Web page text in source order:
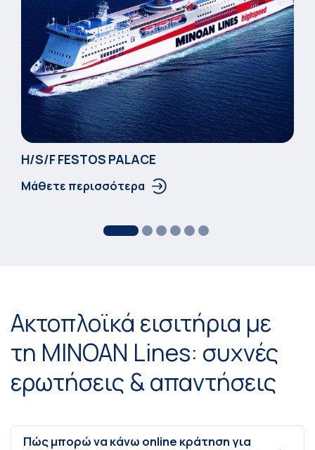
Η/S/F FESTOS PALACΕ
Μάθετε περισσότερα
Ακτοπλοϊκά εισιτήρια με
τη MINOAN Lines: συχνές
ερωτήσεις & απαντήσεις
Πώς μπορώ να κάνω online κράτηση για